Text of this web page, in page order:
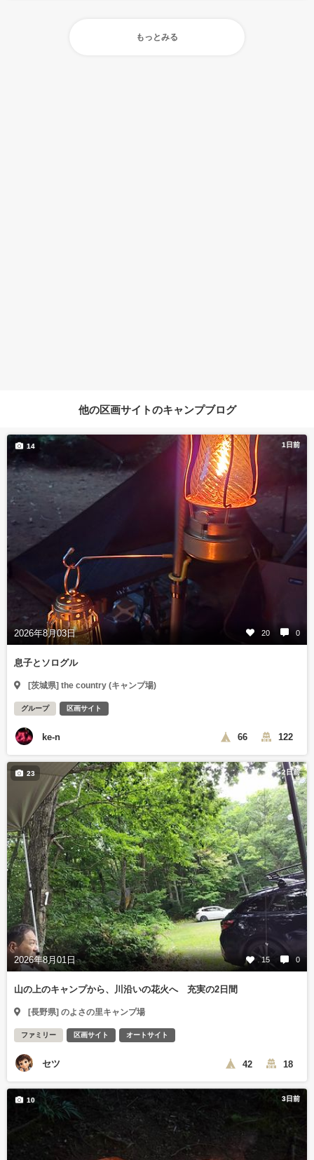
もっとみる
他の区画サイトのキャンプブログ
1日前
2026年8月03日 20 0
14
息子とソログル
[茨城県] the country (キャンプ場)
グループ 区画サイト
ke-n 66 122
2日前
2026年8月01日 15 0
23
山の上のキャンプから、川沿いの花火へ 充実の2日間
[長野県] のよさの里キャンプ場
ファミリー 区画サイト オートサイト
セツ 42 18
3日前
10